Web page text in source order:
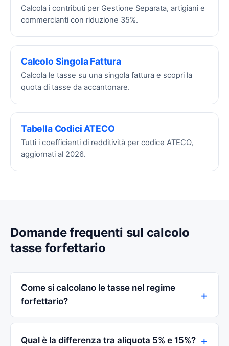
Calcola i contributi per Gestione Separata, artigiani e
commercianti con riduzione 35%.
Calcolo Singola Fattura
Calcola le tasse su una singola fattura e scopri la
quota di tasse da accantonare.
Tabella Codici ATECO
Tutti i coefficienti di redditività per codice ATECO,
aggiornati al 2026.
Domande frequenti sul calcolo
tasse forfettario
Come si calcolano le tasse nel regime
forfettario?
Qual è la differenza tra aliquota 5% e 15%?